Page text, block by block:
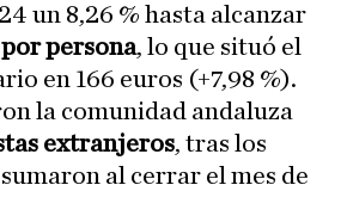
un 8,26 % hasta alcanzar
persona, lo que situó el
en 166 euros (+7,98 %).
la comunidad andaluza
extranjeros, tras los
al cerrar el mes de